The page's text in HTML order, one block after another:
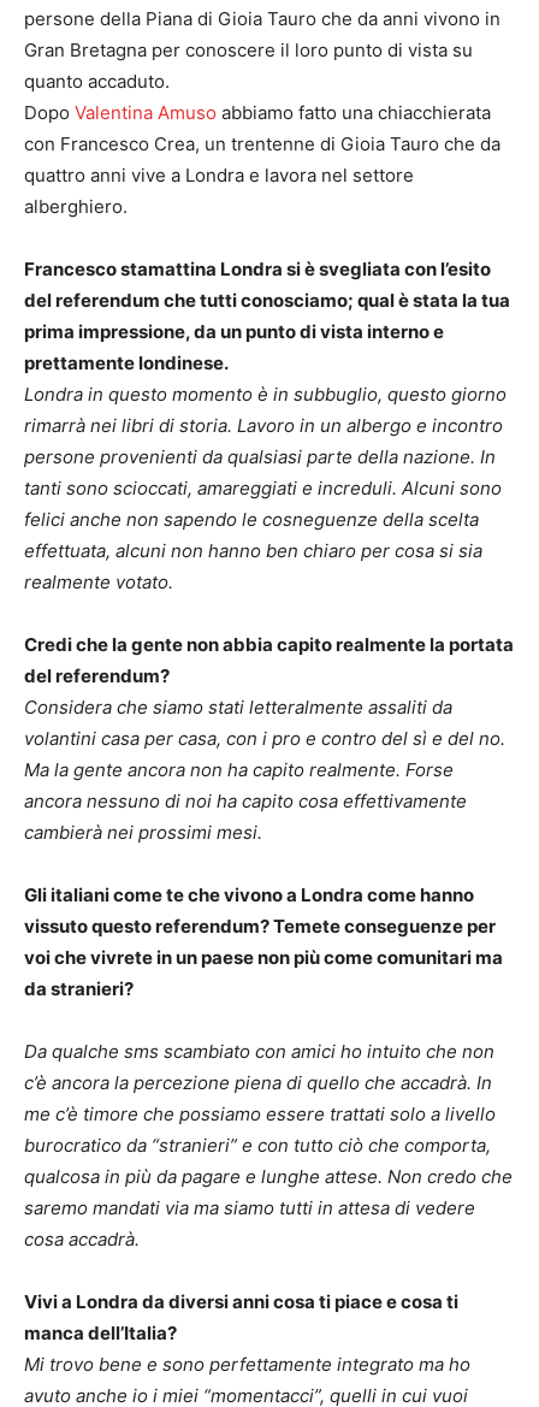
persone della Piana di Gioia Tauro che da anni vivono in
Gran Bretagna per conoscere il loro punto di vista su
quanto accaduto.
Dopo Valentina Amuso abbiamo fatto una chiacchierata
con Francesco Crea, un trentenne di Gioia Tauro che da
quattro anni vive a Londra e lavora nel settore
alberghiero.
Francesco stamattina Londra si è svegliata con l’esito
del referendum che tutti conosciamo; qual è stata la tua
prima impressione, da un punto di vista interno e
prettamente londinese.
Londra in questo momento è in subbuglio, questo giorno
rimarrà nei libri di storia. Lavoro in un albergo e incontro
persone provenienti da qualsiasi parte della nazione. In
tanti sono scioccati, amareggiati e increduli. Alcuni sono
felici anche non sapendo le cosneguenze della scelta
effettuata, alcuni non hanno ben chiaro per cosa si sia
realmente votato.
Credi che la gente non abbia capito realmente la portata
del referendum?
Considera che siamo stati letteralmente assaliti da
volantini casa per casa, con i pro e contro del sì e del no.
Ma la gente ancora non ha capito realmente. Forse
ancora nessuno di noi ha capito cosa effettivamente
cambierà nei prossimi mesi.
Gli italiani come te che vivono a Londra come hanno
vissuto questo referendum? Temete conseguenze per
voi che vivrete in un paese non più come comunitari ma
da stranieri?
Da qualche sms scambiato con amici ho intuito che non
c’è ancora la percezione piena di quello che accadrà. In
me c’è timore che possiamo essere trattati solo a livello
burocratico da “stranieri” e con tutto ciò che comporta,
qualcosa in più da pagare e lunghe attese. Non credo che
saremo mandati via ma siamo tutti in attesa di vedere
cosa accadrà.
Vivi a Londra da diversi anni cosa ti piace e cosa ti
manca dell’Italia?
Mi trovo bene e sono perfettamente integrato ma ho
avuto anche io i miei “momentacci”, quelli in cui vuoi